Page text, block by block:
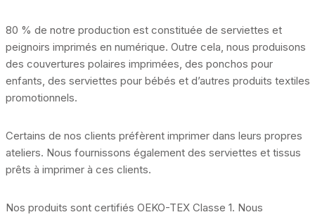
80 % de notre production est constituée de serviettes et
peignoirs imprimés en numérique. Outre cela, nous produisons
des couvertures polaires imprimées, des ponchos pour
enfants, des serviettes pour bébés et d’autres produits textiles
promotionnels.
Certains de nos clients préfèrent imprimer dans leurs propres
ateliers. Nous fournissons également des serviettes et tissus
prêts à imprimer à ces clients.
Nos produits sont certifiés OEKO-TEX Classe 1. Nous